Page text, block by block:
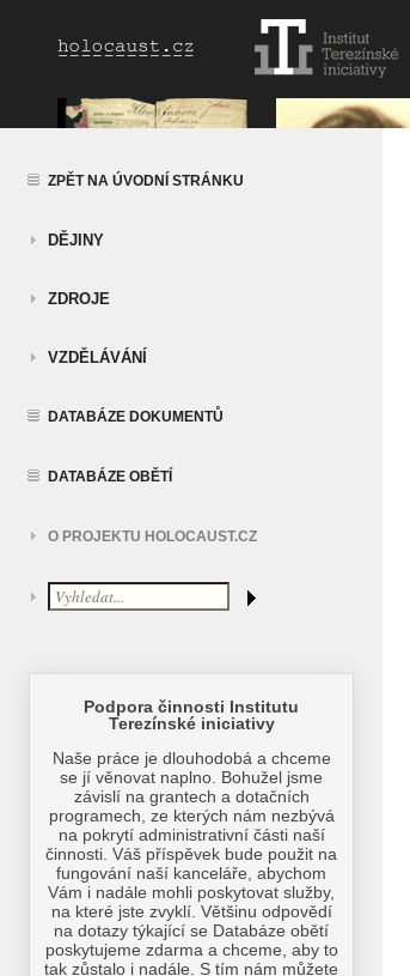
ZPĚT NA ÚVODNÍ STRÁNKU
DĚJINY
ZDROJE
VZDĚLÁVÁNÍ
DATABÁZE DOKUMENTŮ
DATABÁZE OBĚTÍ
O PROJEKTU HOLOCAUST.CZ